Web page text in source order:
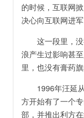
的时候，互联网
决心向互联网进军
这一段里，没
浪产生过影响甚
里，也没有膏药旗
1996年汪延从
方开始有了一个
部，并推出利方